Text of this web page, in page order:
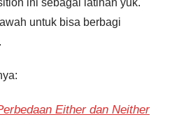
ini sebagai latihan yuk.
untuk bisa berbagi
Either dan Neither